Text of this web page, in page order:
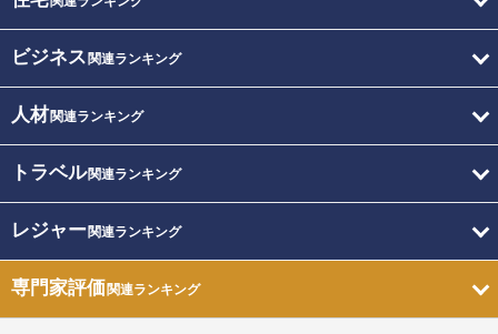
ビジネス 関連ランキング
人材関連ランキング
トラベル関連ランキング
レジャー関連ランキング
専門家評価関連ランキング